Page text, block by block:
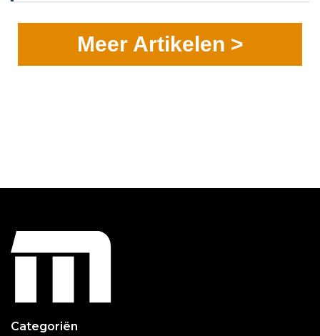
Meer Artikelen >
Categoriën